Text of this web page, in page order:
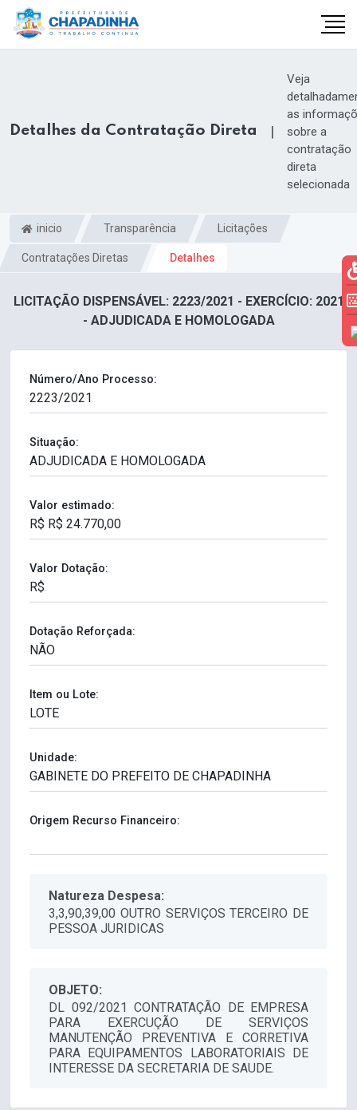
Detalhes da Contratação Direta |
Veja
as
sobre a
contratação
direta
selecionada
inicio Transparência Licitações
Contratações Diretas Detalhes
LICITAÇÃO DISPENSÁVEL: 2223/2021 - EXERCÍCIO: 2021
- ADJUDICADA E HOMOLOGADA
Número/Ano Processo:
Situação:
Valor estimado:
Valor Dotação:
Dotação Reforçada:
Item ou Lote:
Unidade:
Origem Recurso Financeiro:
Natureza Despesa:
3,3,90,39,00 OUTRO SERVIÇOS TERCEIRO DE
PESSOA JURIDICAS
OBJETO:
DL 092/2021 CONTRATAÇÃO DE EMPRESA
PARA EXERCUÇÃO DE SERVIÇOS
MANUTENÇÃO PREVENTIVA E CORRETIVA
PARA EQUIPAMENTOS LABORATORIAIS DE
INTERESSE DA SECRETARIA DE SAUDE.